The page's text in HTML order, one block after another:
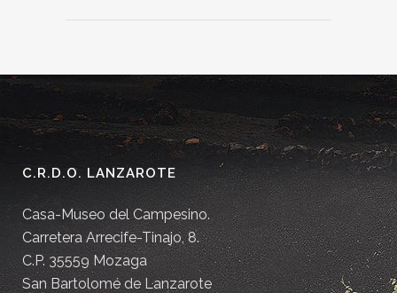
C.R.D.O. LANZAROTE
Casa-Museo del Campesino.
Carretera Arrecife-Tinajo, 8.
C.P. 35559 Mozaga
San Bartolomé de Lanzarote